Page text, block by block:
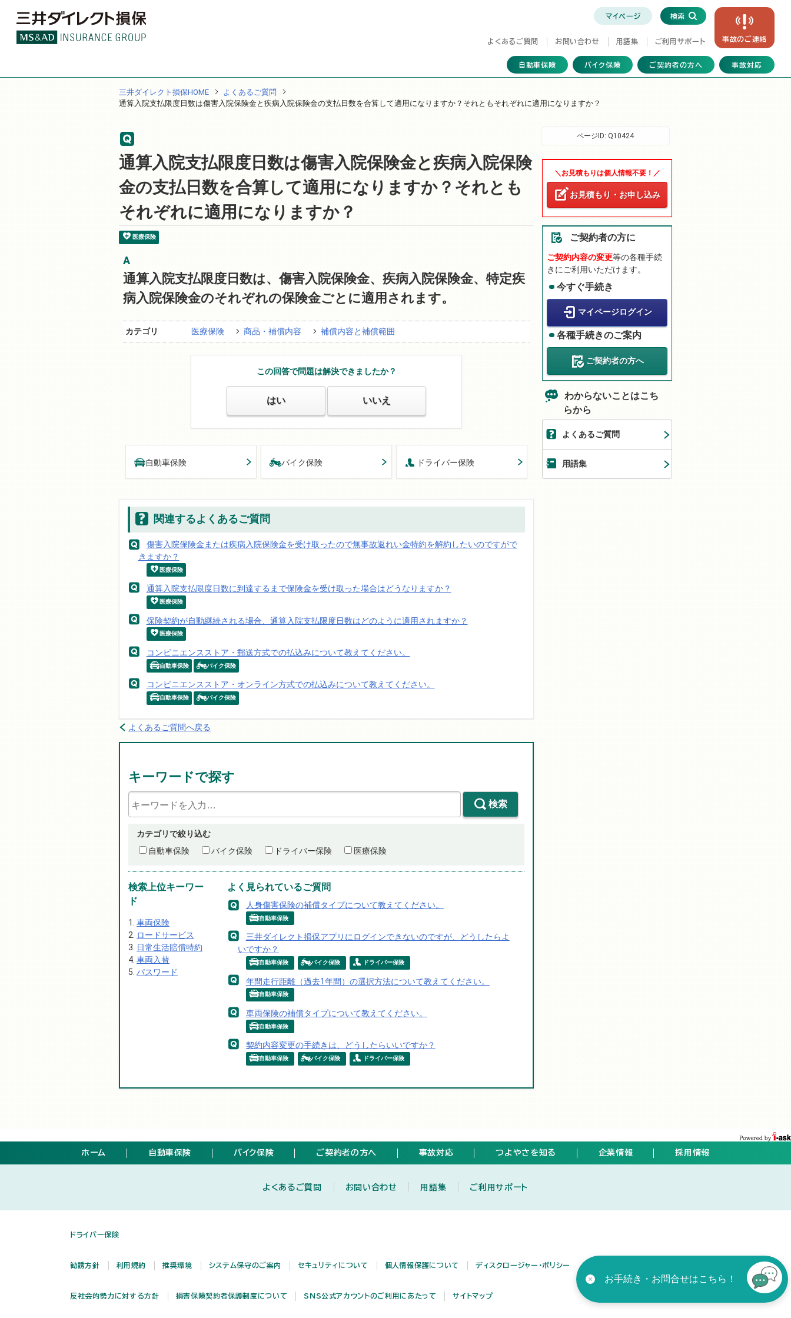
マイページ 検索
事故のご連絡
よくあるご質問 お問い合わせ 用語集 ご利用サポート
自動車保険 バイク保険 ご契約者の方へ 事故対応
三井ダイレクト損保HOME
よくあるご質問
通算入院支払限度日数は傷害入院保険金と疾病入院保険金の支払日数を合算して適用になりますか？それともそれぞれに適用になりますか？
通算入院支払限度日数は傷害入院保険金と疾病入院保険
金の支払日数を合算して適用になりますか？それとも
それぞれに適用になりますか？
医療保険
通算入院支払限度日数は、傷害入院保険金、疾病入院保険金、特定疾
病入院保険金のそれぞれの保険金ごとに適用されます。
カテゴリ 医療保険 商品・補償内容 補償内容と補償範囲
この回答で問題は解決できましたか？
はい いいえ
自動車保険 バイク保険 ドライバー保険
関連するよくあるご質問
傷害入院保険金または疾病入院保険金を受け取ったので無事故返れい金特約を解約したいのですがで
きますか？
医療保険
通算入院支払限度日数に到達するまで保険金を受け取った場合はどうなりますか？
医療保険
保険契約が自動継続される場合、通算入院支払限度日数はどのように適用されますか？
医療保険
コンビニエンスストア・郵送方式での払込みについて教えてください。
自動車保険 バイク保険
コンビニエンスストア・オンライン方式での払込みについて教えてください。
自動車保険 バイク保険
よくあるご質問へ戻る
キーワードで探す
検索
カテゴリで絞り込む
自動車保険
バイク保険 ドライバー保険 医療保険
検索上位キーワー
ド
車両保険
ロードサービス
日常生活賠償特約
車両入替
パスワード
よく見られているご質問
人身傷害保険の補償タイプについて教えてください。
自動車保険
三井ダイレクト損保アプリにログインできないのですが、どうしたらよ
いですか？
自動車保険 バイク保険 ドライバー保険
年間走行距離（過去1年間）の選択方法について教えてください。
自動車保険
車両保険の補償タイプについて教えてください。
自動車保険
契約内容変更の手続きは、どうしたらいいですか？
自動車保険 バイク保険 ドライバー保険
＼お見積もりは個人情報不要！／
お見積もり・お申し込み
ご契約者の方に
ご契約内容の変更等の各種手続
きにご利用いただけます。
今すぐ手続き
マイページログイン
各種手続きのご案内
ご契約者の方へ
わからないことはこち
らから
よくあるご質問
用語集
ページID: Q10424
ホーム 自動車保険 バイク保険 ご契約者の方へ 事故対応 つよやさを知る 企業情報 採用情報
よくあるご質問 お問い合わせ 用語集 ご利用サポート
ドライバー保険
勧誘方針 利用規約 推奨環境 システム保守のご案内 セキュリティについて 個人情報保護について ディスクロージャー・ポリシー
反社会的勢力に対する方針 損害保険契約者保護制度について SNS公式アカウントのご利用にあたって サイトマップ
お手続き・お問合せはこちら！